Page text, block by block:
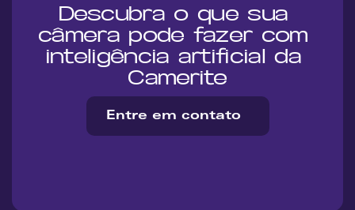
Descubra o que sua
câmera pode fazer com
inteligência artificial da
Camerite
Entre em contato